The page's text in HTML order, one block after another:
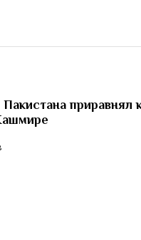
приравнял